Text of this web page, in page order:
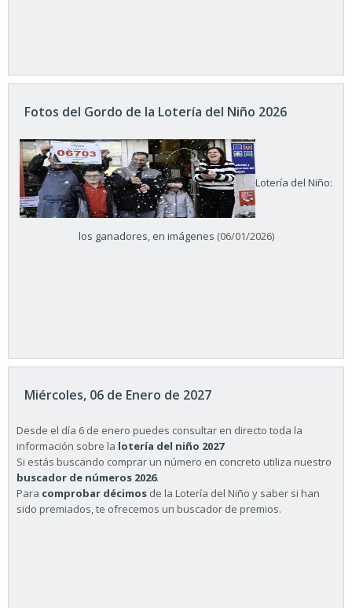
Fotos del Gordo de la Lotería del Niño 2026
Lotería del Niño:
los ganadores, en imágenes (06/01/2026)
Miércoles, 06 de Enero de 2027
Desde el día 6 de enero puedes consultar en directo toda la
información sobre la lotería del niño 2027
Si estás buscando comprar un número en concreto utiliza nuestro
buscador de números 2026.
Para comprobar décimos de la Lotería del Niño y saber si han
sido premiados, te ofrecemos un buscador de premios.